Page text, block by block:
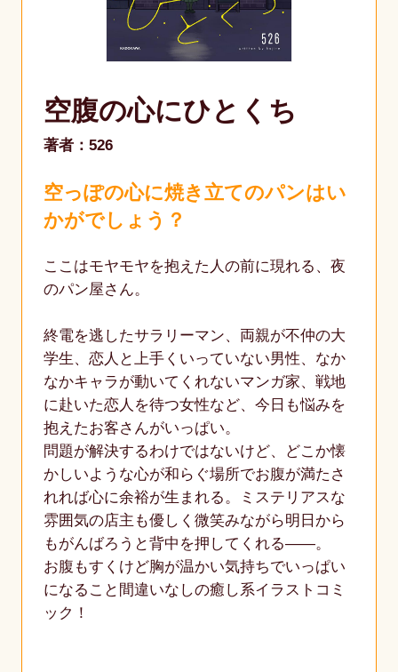
空腹の心にひとくち
著者：526
空っぽの心に焼き立てのパンはい
かがでしょう？
ここはモヤモヤを抱えた人の前に現れる、夜
のパン屋さん。
終電を逃したサラリーマン、両親が不仲の大
学生、恋人と上手くいっていない男性、なか
なかキャラが動いてくれないマンガ家、戦地
に赴いた恋人を待つ女性など、今日も悩みを
抱えたお客さんがいっぱい。
問題が解決するわけではないけど、どこか懐
かしいような心が和らぐ場所でお腹が満たさ
れれば心に余裕が生まれる。ミステリアスな
雰囲気の店主も優しく微笑みながら明日から
もがんばろうと背中を押してくれる――。
お腹もすくけど胸が温かい気持ちでいっぱい
になること間違いなしの癒し系イラストコミ
ック！